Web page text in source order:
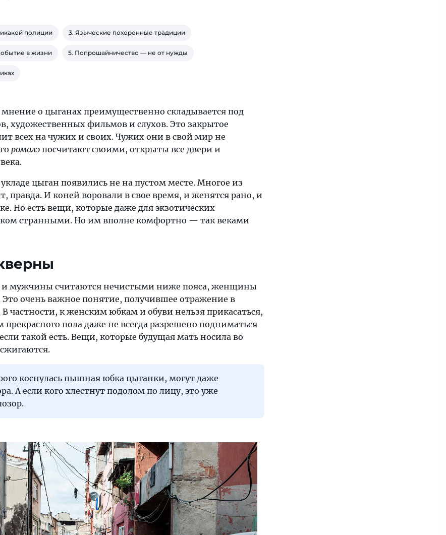
полиции 3. Языческие похоронные традиции
в жизни 5. Попрошайничество — не от нужды
о цыганах преимущественно складывается под
художественных фильмов и слухов. Это закрытое
всех на чужих и своих. Чужих они в свой мир не
ромалэ посчитают своими, открыты все двери и
цыган появились не на пустом месте. Многое из
правда. И коней воровали в свое время, и женятся рано, и
Но есть вещи, которые даже для экзотических
странными. Но им вполне комфортно — так веками
мужчины считаются нечистыми ниже пояса, женщины
очень важное понятие, получившее отражение в
частности, к женским юбкам и обуви нельзя прикасаться,
прекрасного пола даже не всегда разрешено подниматься
такой есть. Вещи, которые будущая мать носила во
коснулась пышная юбка цыганки, могут даже
А если кого хлестнут подолом по лицу, это уже